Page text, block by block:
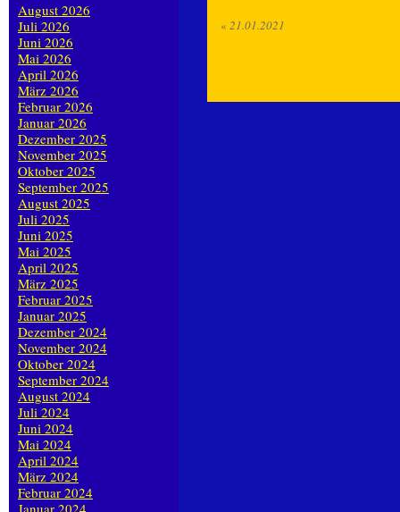
« 21.01.2021
August 2026
Juli 2026
Juni 2026
Mai 2026
April 2026
März 2026
Februar 2026
Januar 2026
Dezember 2025
November 2025
Oktober 2025
September 2025
August 2025
Juli 2025
Juni 2025
Mai 2025
April 2025
März 2025
Februar 2025
Januar 2025
Dezember 2024
November 2024
Oktober 2024
September 2024
August 2024
Juli 2024
Juni 2024
Mai 2024
April 2024
März 2024
Februar 2024
Januar 2024